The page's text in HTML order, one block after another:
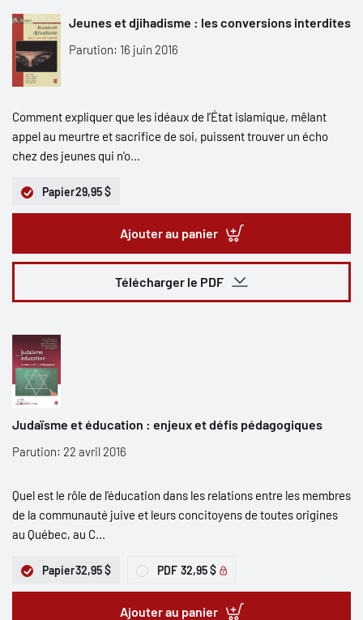
Jeunes et djihadisme : les conversions interdites
Parution: 16 juin 2016
Comment expliquer que les idéaux de l’État islamique, mêlant
appel au meurtre et sacrifice de soi, puissent trouver un écho
chez des jeunes qui n'o...
Papier29,95 $
Ajouter au panier
Télécharger le PDF
Judaïsme et éducation : enjeux et défis pédagogiques
Parution: 22 avril 2016
Quel est le rôle de l’éducation dans les relations entre les membres
de la communauté juive et leurs concitoyens de toutes origines
au Québec, au C...
Papier32,95 $ PDF 32,95 $
Ajouter au panier